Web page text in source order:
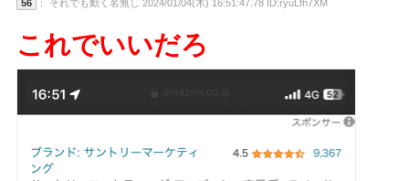
56 ： それでも動く名無し 2024/01/04(木) 16:51:47.78 ID:ryuLfh7XM
これでいいだろ